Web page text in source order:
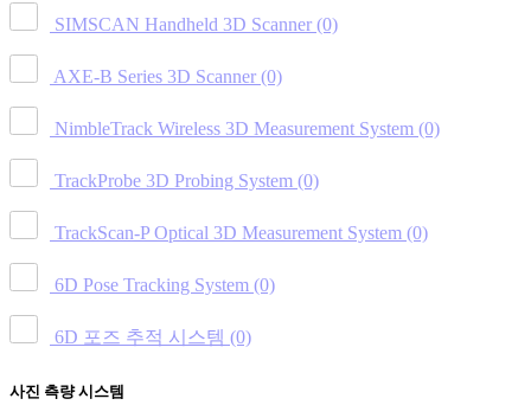
SIMSCAN Handheld 3D Scanner (0)
AXE-B Series 3D Scanner (0)
NimbleTrack Wireless 3D Measurement System (0)
TrackProbe 3D Probing System (0)
TrackScan-P Optical 3D Measurement System (0)
6D Pose Tracking System (0)
6D 포즈 추적 시스템 (0)
사진 측량 시스템